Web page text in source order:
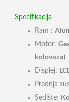
Specifikacija
Ram :
Motor:
kolovoza)
Displej:
Prednja
Sedište: